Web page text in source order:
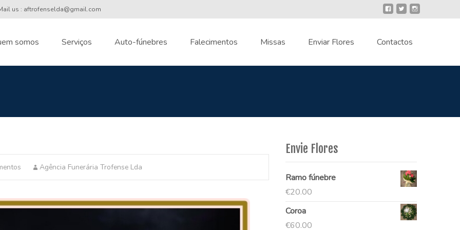
us : aftrofenselda@gmail.com
somos Serviços Auto-fúnebres Falecimentos Missas Enviar Flores Contactos
Agência Funerária Trofense Lda
Envie Flores
Ramo fúnebre
€20.00
Coroa
€60.00